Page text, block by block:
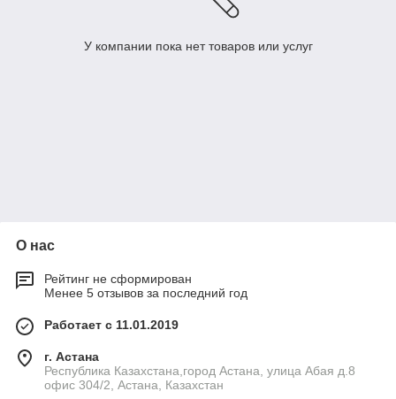
У компании пока нет товаров или услуг
О нас
Рейтинг не сформирован
Менее 5 отзывов за последний год
Работает с 11.01.2019
г. Астана
Республика Казахстана,город Астана, улица Абая д.8
офис 304/2, Астана, Казахстан